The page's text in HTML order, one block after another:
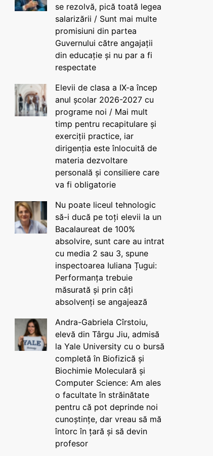
se rezolvă, pică toată legea
salarizării / Sunt mai multe
promisiuni din partea
Guvernului către angajații
din educație și nu par a fi
respectate
Elevii de clasa a IX-a încep
anul școlar 2026-2027 cu
programe noi / Mai mult
timp pentru recapitulare și
exerciții practice, iar
dirigenția este înlocuită de
materia dezvoltare
personală și consiliere care
va fi obligatorie
Nu poate liceul tehnologic
să-i ducă pe toți elevii la un
Bacalaureat de 100%
absolvire, sunt care au intrat
cu media 2 sau 3, spune
inspectoarea Iuliana Țugui:
Performanța trebuie
măsurată și prin câți
absolvenți se angajează
Andra-Gabriela Cîrstoiu,
elevă din Târgu Jiu, admisă
la Yale University cu o bursă
completă în Biofizică și
Biochimie Moleculară și
Computer Science: Am ales
o facultate în străinătate
pentru că pot deprinde noi
cunoștințe, dar vreau să mă
întorc în țară și să devin
profesor